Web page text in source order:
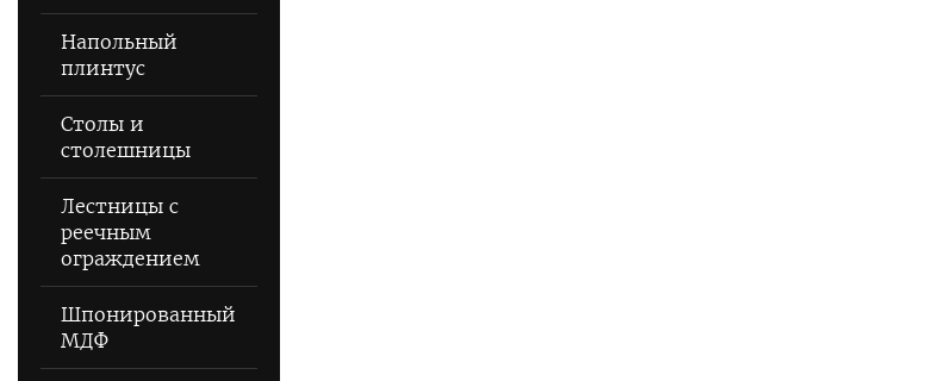
Напольный
плинтус
Столы и
столешницы
Лестницы с
реечным
ограждением
Шпонированный
МДФ